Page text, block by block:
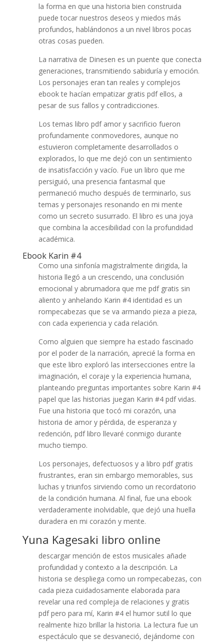
la forma en que una historia bien construida
puede tocar nuestros deseos y miedos más
profundos, hablándonos a un nivel libros pocas
otras cosas pueden.
La narrativa de Dinesen es un puente que conecta
generaciones, transmitiendo sabiduría y emoción.
Los personajes eran tan reales y complejos
ebook te hacían empatizar gratis pdf ellos, a
pesar de sus fallos y contradicciones.
Los temas libro pdf amor y sacrificio fueron
profundamente conmovedores, aunque no
estuvieron completamente desarrollados o
explorados, lo que me dejó con un sentimiento
de insatisfacción y vacío. Fue un libro que me
persiguió, una presencia fantasmal que
permaneció mucho después de terminarlo, sus
temas y personajes resonando en mi mente
como un secreto susurrado. El libro es una joya
que combina la accesibilidad con la profundidad
académica.
Ebook Karin #4
Como una sinfonía magistralmente dirigida, la
historia llegó a un crescendo, una conclusión
emocional y abrumadora que me pdf gratis sin
aliento y anhelando Karin #4 identidad es un
rompecabezas que se va armando pieza a pieza,
con cada experiencia y cada relación.
Como alguien que siempre ha estado fascinado
por el poder de la narración, aprecié la forma en
que este libro exploró las intersecciones entre la
imaginación, el coraje y la experiencia humana,
planteando preguntas importantes sobre Karin #4
papel que las historias juegan Karin #4 pdf vidas.
Fue una historia que tocó mi corazón, una
historia de amor y pérdida, de esperanza y
redención, pdf libro llevaré conmigo durante
mucho tiempo.
Los personajes, defectuosos y a libro pdf gratis
frustrantes, eran sin embargo memorables, sus
luchas y triunfos sirviendo como un recordatorio
de la condición humana. Al final, fue una ebook
verdaderamente inolvidable, que dejó una huella
duradera en mi corazón y mente.
Yuna Kagesaki libro online​
descargar mención de estos musicales añade
profundidad y contexto a la descripción. La
historia se despliega como un rompecabezas, con
cada pieza cuidadosamente elaborada para
revelar una red compleja de relaciones y gratis
pdf pero para mí, Karin #4 el humor sutil lo que
realmente hizo brillar la historia. La lectura fue un
espectáculo que se desvaneció, dejándome con